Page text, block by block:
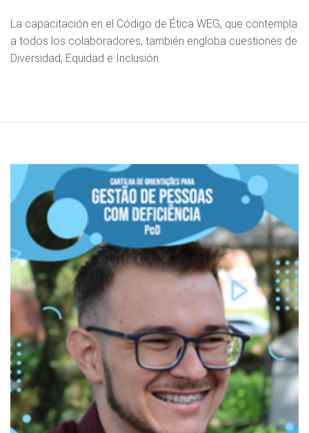
La capacitación en el Código de Ética WEG, que contempla
a todos los colaboradores, también engloba cuestiones de
Diversidad, Equidad e Inclusión.